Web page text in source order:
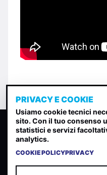
CLASSIFICA INDIE
Classifica per indice di
PRIVACY E COOKIE
Usiamo cookie tecnici
sito. Con il tuo consenso
statistici e servizi
analytics.
COOKIE POLICYPRIVACY